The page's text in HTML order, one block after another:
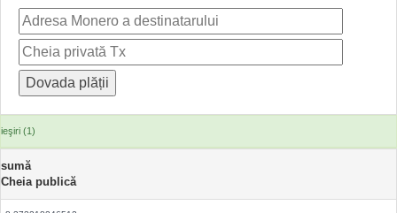
ieşiri (1)
sumă
Cheia publică